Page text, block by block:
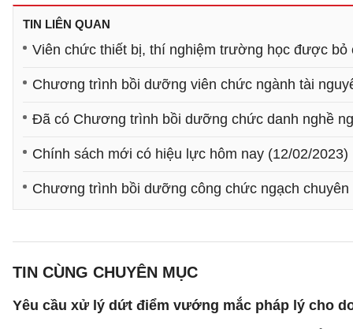
TIN LIÊN QUAN
Viên chức thiết bị, thí nghiệm trường học được
Chương trình bồi dưỡng viên chức ngành tài
Đã có Chương trình bồi dưỡng chức danh nghề
Chính sách mới có hiệu lực hôm nay (12/02/2023)
Chương trình bồi dưỡng công chức ngạch chuyên
TIN CÙNG CHUYÊN MỤC
Yêu cầu xử lý dứt điểm vướng mắc pháp lý cho